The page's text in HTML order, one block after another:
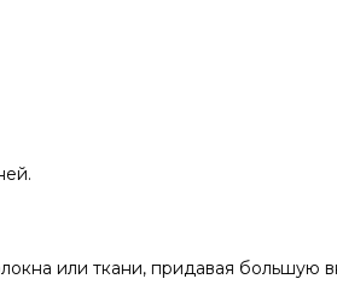
или ткани, придавая большую